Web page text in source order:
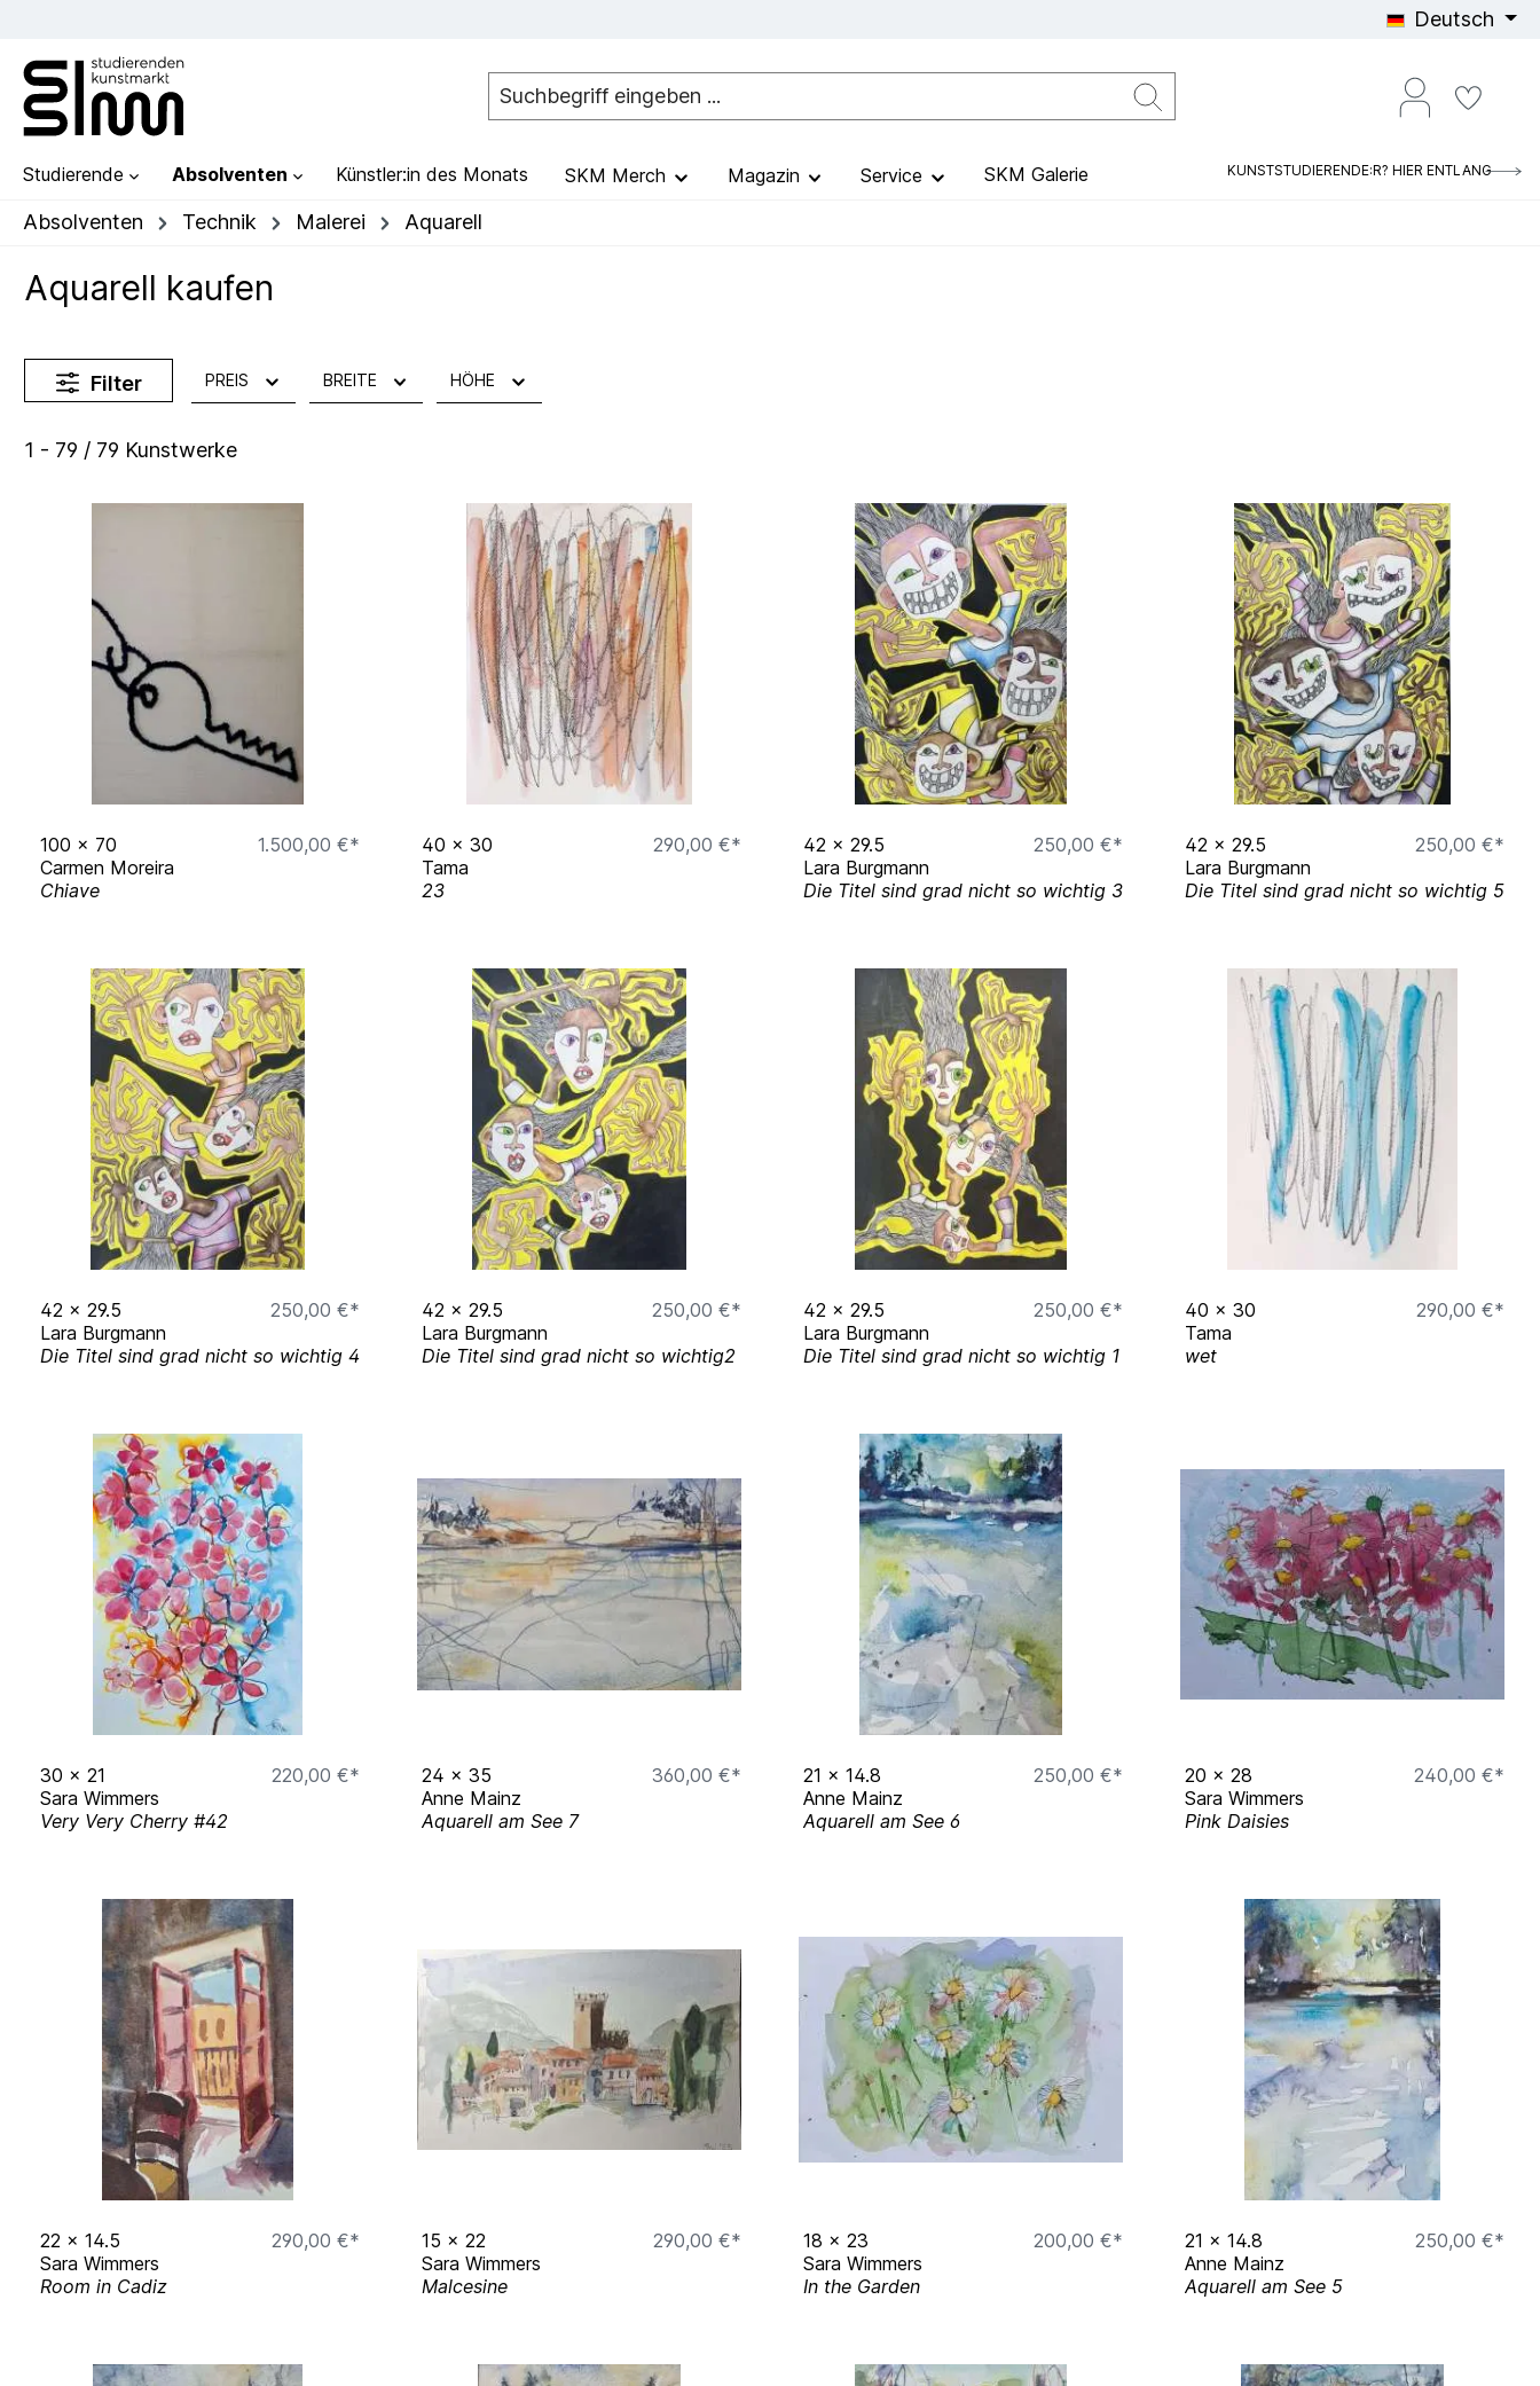
Deutsch
Studierende Absolventen Künstler:in des Monats SKM Merch Magazin Service SKM Galerie KUNSTSTUDIERENDE:R? HIER ENTLANG
Absolventen Technik Malerei Aquarell
Aquarell kaufen
Filter PREIS BREITE HÖHE
1 - 79 / 79 Kunstwerke
100 x 70
1.500,00 €*
Carmen Moreira
Chiave
40 x 30
290,00 €*
Tama
23
42 x 29.5
250,00 €*
Lara Burgmann
Die Titel sind grad nicht so wichtig 3
42 x 29.5
250,00 €*
Lara Burgmann
Die Titel sind grad nicht so wichtig 5
42 x 29.5
250,00 €*
Lara Burgmann
Die Titel sind grad nicht so wichtig 4
42 x 29.5
250,00 €*
Lara Burgmann
Die Titel sind grad nicht so wichtig2
42 x 29.5
250,00 €*
Lara Burgmann
Die Titel sind grad nicht so wichtig 1
40 x 30
290,00 €*
Tama
wet
30 x 21
220,00 €*
Sara Wimmers
Very Very Cherry #42
24 x 35
360,00 €*
Anne Mainz
Aquarell am See 7
21 x 14.8
250,00 €*
Anne Mainz
Aquarell am See 6
20 x 28
240,00 €*
Sara Wimmers
Pink Daisies
22 x 14.5
290,00 €*
Sara Wimmers
Room in Cadiz
15 x 22
290,00 €*
Sara Wimmers
Malcesine
18 x 23
200,00 €*
Sara Wimmers
In the Garden
21 x 14.8
250,00 €*
Anne Mainz
Aquarell am See 5